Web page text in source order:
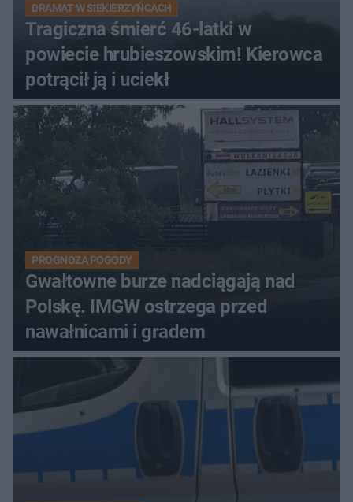
DRAMAT W SIEKIERZYŃCACH
Tragiczna śmierć 46-latki w
powiecie hrubieszowskim! Kierowca
potrącił ją i uciekł
PROGNOZA POGODY
Gwałtowne burze nadciągają nad
Polskę. IMGW ostrzega przed
nawałnicami i gradem